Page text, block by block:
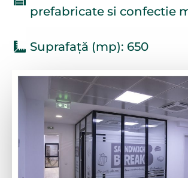
prefabricate si confectie
Suprafață (mp): 650